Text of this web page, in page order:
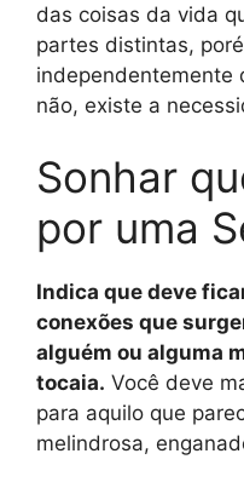
das coisas da vida
partes distintas,
independentemente
não, existe a
Sonhar
por uma
Indica que deve
conexões que
alguém ou alguma
tocaia. Você deve
para aquilo que
melindrosa,